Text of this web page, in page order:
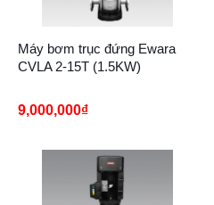
Máy bơm trục đứng Ewara
CVLA 2-15T (1.5KW)
9,000,000₫